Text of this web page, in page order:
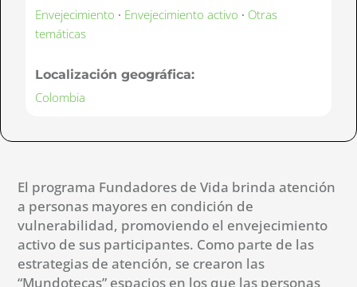
Envejecimiento · Envejecimiento activo · Otras
temáticas
Localización geográfica:
Colombia
El programa Fundadores de Vida brinda atención
a personas mayores en condición de
vulnerabilidad, promoviendo el envejecimiento
activo de sus participantes. Como parte de las
estrategias de atención, se crearon las
“Mundotecas” espacios en los que las personas